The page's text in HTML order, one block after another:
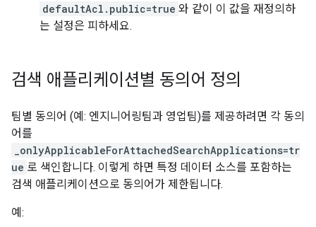
defaultAcl.public=true 와 같이 이 값을 재정의하
는 설정은 피하세요.
검색 애플리케이션별 동의어 정의
팀별 동의어 (예: 엔지니어링팀과 영업팀)를 제공하려면 각 동의
어를
_onlyApplicableForAttachedSearchApplications=tr
ue 로 색인합니다. 이렇게 하면 특정 데이터 소스를 포함하는
검색 애플리케이션으로 동의어가 제한됩니다.
예: